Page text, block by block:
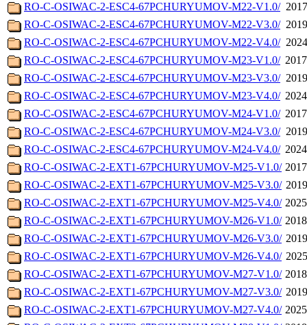
RO-C-OSIWAC-2-ESC4-67PCHURYUMOV-M22-V1.0/
RO-C-OSIWAC-2-ESC4-67PCHURYUMOV-M22-V3.0/
RO-C-OSIWAC-2-ESC4-67PCHURYUMOV-M22-V4.0/
RO-C-OSIWAC-2-ESC4-67PCHURYUMOV-M23-V1.0/
RO-C-OSIWAC-2-ESC4-67PCHURYUMOV-M23-V3.0/
RO-C-OSIWAC-2-ESC4-67PCHURYUMOV-M23-V4.0/
RO-C-OSIWAC-2-ESC4-67PCHURYUMOV-M24-V1.0/
RO-C-OSIWAC-2-ESC4-67PCHURYUMOV-M24-V3.0/
RO-C-OSIWAC-2-ESC4-67PCHURYUMOV-M24-V4.0/
RO-C-OSIWAC-2-EXT1-67PCHURYUMOV-M25-V1.0/
RO-C-OSIWAC-2-EXT1-67PCHURYUMOV-M25-V3.0/
RO-C-OSIWAC-2-EXT1-67PCHURYUMOV-M25-V4.0/
RO-C-OSIWAC-2-EXT1-67PCHURYUMOV-M26-V1.0/
RO-C-OSIWAC-2-EXT1-67PCHURYUMOV-M26-V3.0/
RO-C-OSIWAC-2-EXT1-67PCHURYUMOV-M26-V4.0/
RO-C-OSIWAC-2-EXT1-67PCHURYUMOV-M27-V1.0/
RO-C-OSIWAC-2-EXT1-67PCHURYUMOV-M27-V3.0/
RO-C-OSIWAC-2-EXT1-67PCHURYUMOV-M27-V4.0/